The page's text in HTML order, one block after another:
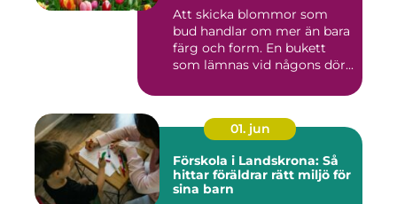
Att skicka blommor som
bud handlar om mer än bara
färg och form. En bukett
som lämnas vid någons dör...
01. jun
Förskola i Landskrona: Så
hittar föräldrar rätt miljö för
sina barn